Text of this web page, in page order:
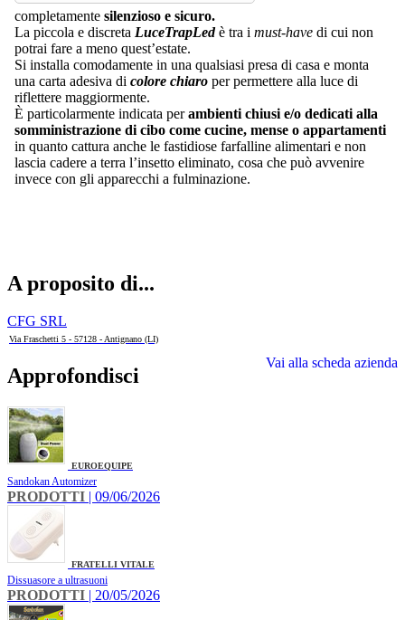
completamente silenzioso e sicuro.
La piccola e discreta LuceTrapLedè tra i must-have di cui non
potrai fare a meno quest’estate.
Si installa comodamente in una qualsiasi presa di casa e monta
una carta adesiva di colore chiaro per permettere alla luce di
riflettere maggiormente.
È particolarmente indicata perambienti chiusi e/o dedicati alla
somministrazione di cibo come cucine, mense o appartamenti
in quanto cattura anche le fastidiose farfalline alimentari e non
lascia cadere a terra l’insetto eliminato, cosa che può avvenire
invece con gli apparecchi a fulminazione.
A proposito di...
CFG SRL
Via Fraschetti 5 - 57128 - Antignano (LI)
Vai alla scheda azienda
Approfondisci
EUROEQUIPE
Sandokan Automizer
PRODOTTI | 09/06/2026
FRATELLI VITALE
Dissuasore a ultrasuoni
PRODOTTI | 20/05/2026